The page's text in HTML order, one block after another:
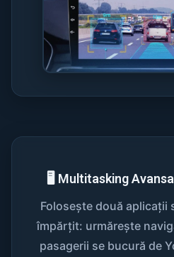
🖥️ Multitasking
Folosește două aplicații
împărțit: urmărește
pasagerii se bucură de